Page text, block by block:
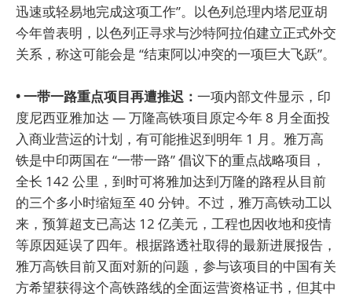
迅速或轻易地完成这项工作”。以色列总理内塔尼亚胡
今年曾表明，以色列正寻求与沙特阿拉伯建立正式外交
关系，称这可能会是 “结束阿以冲突的一项巨大飞跃”。
• 一带一路重点项目再遭推迟： 一项内部文件显示，印
度尼西亚雅加达 — 万隆高铁项目原定今年 8 月全面投
入商业营运的计划，有可能推迟到明年 1 月。雅万高
铁是中印两国在 “一带一路” 倡议下的重点战略项目，
全长 142 公里，到时可将雅加达到万隆的路程从目前
的三个多小时缩短至 40 分钟。不过，雅万高铁动工以
来，预算超支已高达 12 亿美元，工程也因收地和疫情
等原因延误了四年。根据路透社取得的最新进展报告，
雅万高铁目前又面对新的问题，参与该项目的中国有关
方希望获得这个高铁路线的全面运营资格证书，但其中